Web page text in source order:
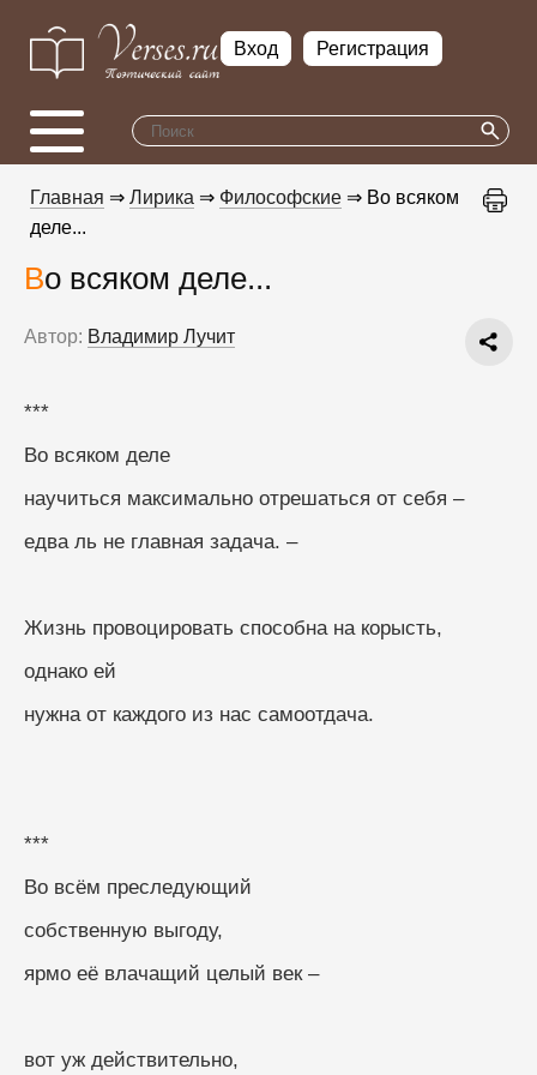
Вход Регистрация
Главная ⇒ Лирика ⇒ Философские ⇒ Во всяком
деле...
Во всяком деле...
Автор: Владимир Лучит
***
Во всяком деле
научиться максимально отрешаться от себя –
едва ль не главная задача. –
Жизнь провоцировать способна на корысть,
однако ей
нужна от каждого из нас самоотдача.
***
Во всём преследующий
собственную выгоду,
ярмо её влачащий целый век –
вот уж действительно,